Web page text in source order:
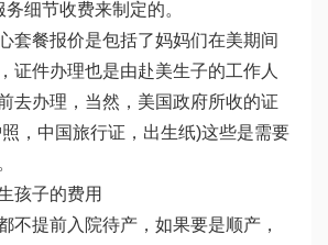
细节收费来制定的。
套餐报价是包括了妈妈们在美期间
证件办理也是由赴美生子的工作人
去办理，当然，美国政府所收的证
，中国旅行证，出生纸)这些是需要
孩子的费用
不提前入院待产，如果要是顺产，